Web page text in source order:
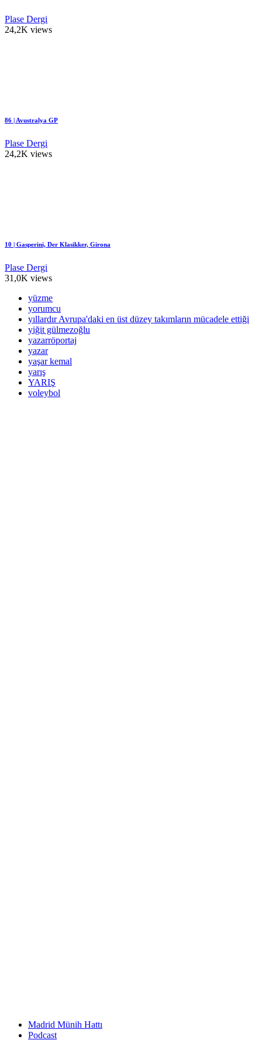
Plase Dergi
24,2K views
86 | Avustralya GP
Plase Dergi
24,2K views
10 | Gasperini, Der Klasikker, Girona
Plase Dergi
31,0K views
yüzme
yorumcu
yıllardır Avrupa'daki en üst düzey takımların mücadele ettiği
yiğit gülmezoğlu
yazarröportaj
yazar
yaşar kemal
yarış
YARIŞ
voleybol
Madrid Münih Hattı
Podcast